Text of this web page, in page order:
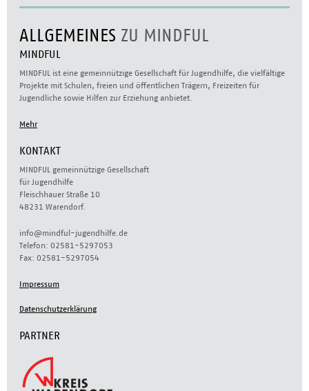
ALLGEMEINES ZU MINDFUL
MINDFUL
MINDFUL ist eine gemeinnützige Gesellschaft für Jugendhilfe, die vielfältige
Projekte mit Schulen, freien und öffentlichen Trägern, Freizeiten für
Jugendliche sowie Hilfen zur Erziehung anbietet.
Mehr
KONTAKT
MINDFUL gemeinnützige Gesellschaft
für Jugendhilfe
Fleischhauer Straße 10
48231 Warendorf.
info@mindful-jugendhilfe.de
Telefon: 02581-5297053
Fax: 02581-5297054
Impressum
Datenschutzerklärung
PARTNER